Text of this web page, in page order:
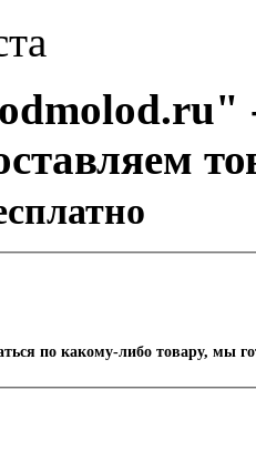
по какому-либо товару, мы